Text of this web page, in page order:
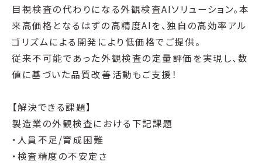
目視検査の代わりになる外観検査AIソリューション。本
来高価格となるはずの高精度AIを、独自の高効率アル
ゴリズムによる開発により低価格でご提供。
従来不可能であった外観検査の定量評価を実現し、数
値に基づいた品質改善活動もご支援！
【解決できる課題】
製造業の外観検査における下記課題
・人員不足/育成困難
・検査精度の不安定さ